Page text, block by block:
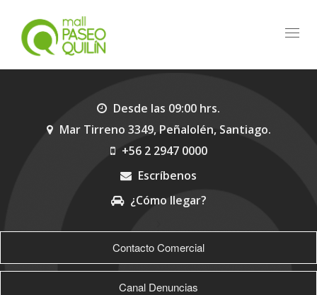
Desde las 09:00 hrs.
Mar Tirreno 3349, Peñalolén, Santiago.
+56 2 2947 0000
Escríbenos
¿Cómo llegar?
Contacto Comercial
Canal Denuncias